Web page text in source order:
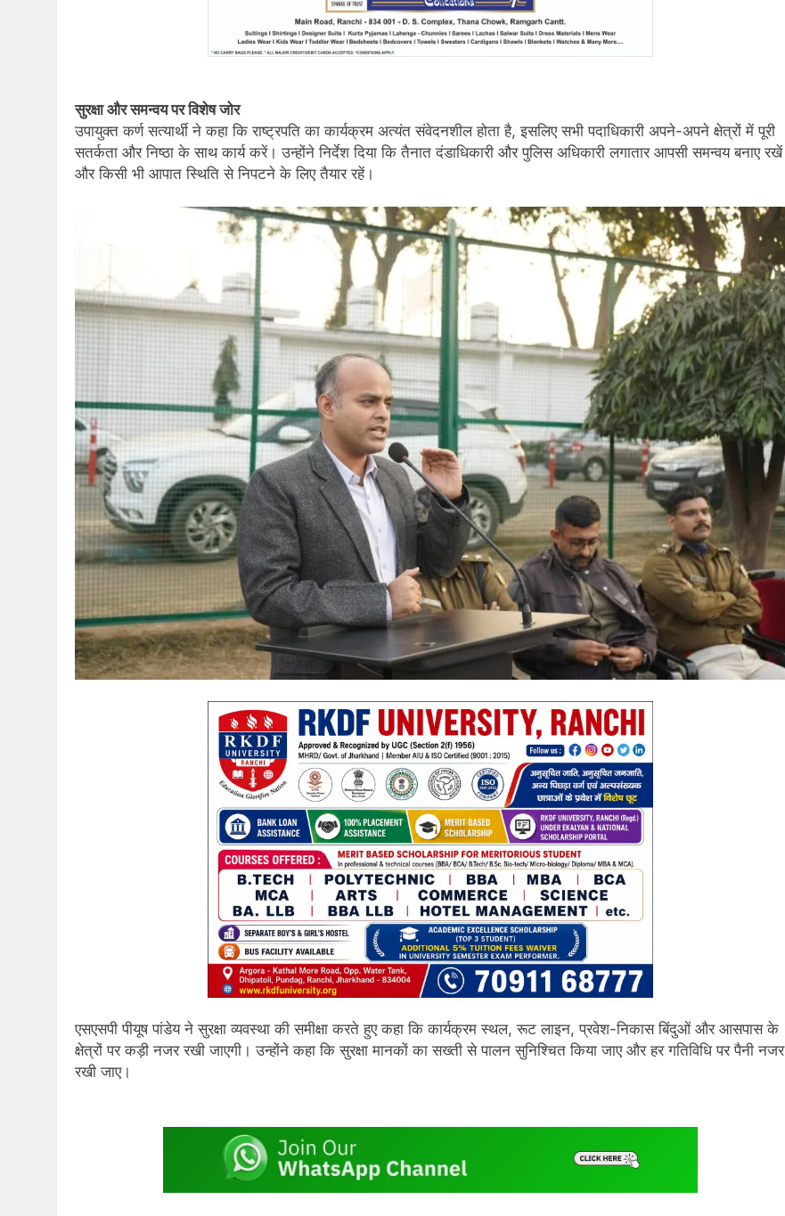
सुरक्षा और समन्वय पर विशेष जोर
उपायुक्त कर्ण सत्यार्थी ने कहा कि राष्ट्रपति का कार्यक्रम अत्यंत संवेदनशील होता है, इसलिए सभी पदाधिकारी अपने-अपने क्षेत्रों में पूरी
सतर्कता और निष्ठा के साथ कार्य करें। उन्होंने निर्देश दिया कि तैनात दंडाधिकारी और पुलिस अधिकारी लगातार आपसी समन्वय बनाए रखें
और किसी भी आपात स्थिति से निपटने के लिए तैयार रहें।
एसएसपी पीयूष पांडेय ने सुरक्षा व्यवस्था की समीक्षा करते हुए कहा कि कार्यक्रम स्थल, रूट लाइन, प्रवेश-निकास बिंदुओं और आसपास के
क्षेत्रों पर कड़ी नजर रखी जाएगी। उन्होंने कहा कि सुरक्षा मानकों का सख्ती से पालन सुनिश्चित किया जाए और हर गतिविधि पर पैनी नजर
रखी जाए।